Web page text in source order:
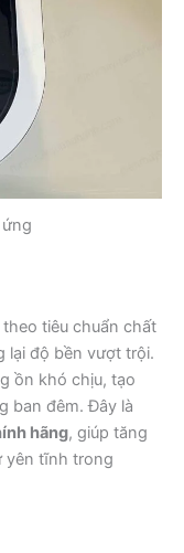
tiêu chuẩn chất
lại độ bền vượt trội.
ồn khó chịu, tạo
ban đêm. Đây là
hãng, giúp tăng
yên tĩnh trong